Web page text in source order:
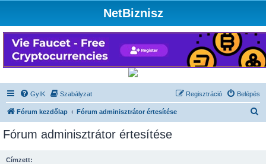
NetBiznisz
GyIK Szabályzat Belépés
Regisztráció
Fórum kezdőlap Fórum adminisztrátor értesítése
Fórum adminisztrátor értesítése
Címzett: